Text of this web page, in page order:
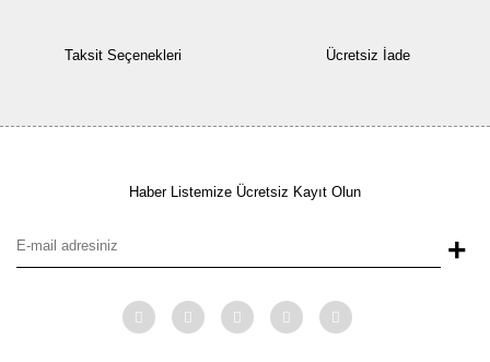
Taksit Seçenekleri Ücretsiz İade
Haber Listemize Ücretsiz Kayıt Olun
+